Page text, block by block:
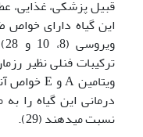
درمانی این گیاه را
نسبت می­دهند (29).